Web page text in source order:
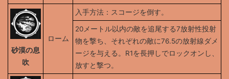
砂漠の息
吹
ローム
入手方法：スコージを倒す。
20メートル以内の敵を追尾する7放射性投射
物を撃ち、それぞれの敵に76.5の放射線ダメ
ージを与える。R1を長押しでロックオンし、
放すと撃つ。